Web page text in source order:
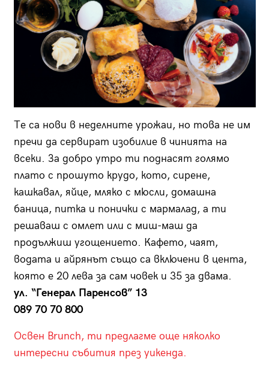
Те са нови в неделните урожаи, но това не им
пречи да сервират изобилие в чинията на
всеки. За добро утро ти поднасят голямо
плато с прошуто крудо, кото, сирене,
кашкавал, яйце, мляко с мюсли, домашна
баница, питка и понички с мармалад, а ти
решаваш с омлет или с миш-маш да
продължиш угощението. Кафето, чаят,
водата и айрянът също са включени в цента,
която е 20 лева за сам човек и 35 за двама.
ул. “Генерал Паренсов” 13
089 70 70 800
Освен Brunch, ти предлагме още няколко
интересни събития през уикенда.